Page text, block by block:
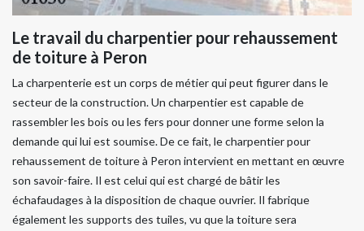
Le travail du charpentier pour rehaussement
de toiture à Peron
La charpenterie est un corps de métier qui peut figurer dans le
secteur de la construction. Un charpentier est capable de
rassembler les bois ou les fers pour donner une forme selon la
demande qui lui est soumise. De ce fait, le charpentier pour
rehaussement de toiture à Peron intervient en mettant en œuvre
son savoir-faire. Il est celui qui est chargé de bâtir les
échafaudages à la disposition de chaque ouvrier. Il fabrique
également les supports des tuiles, vu que la toiture sera